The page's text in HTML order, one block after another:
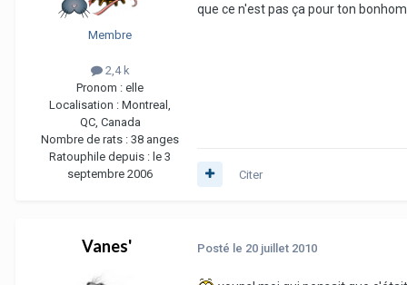
Membre
2,4 k
Pronom : elle
Localisation : Montreal,
QC, Canada
Nombre de rats : 38 anges
Ratouphile depuis : le 3
septembre 2006
que ce n'est pas ça pour ton
Citer
Vanes' Posté le 20 juillet 2010